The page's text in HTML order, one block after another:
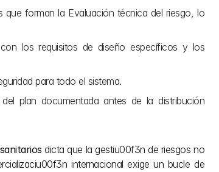
que forman la Evaluación técnica del riesgo, lo
los requisitos de diseño específicos y los
para todo el sistema.
plan documentada antes de la distribución
dicta que la gestiu00f3n de riesgos no
internacional exige un bucle de